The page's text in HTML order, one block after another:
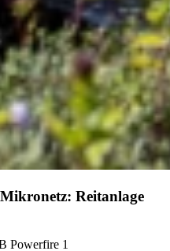
Reitanlage
Powerfire 1